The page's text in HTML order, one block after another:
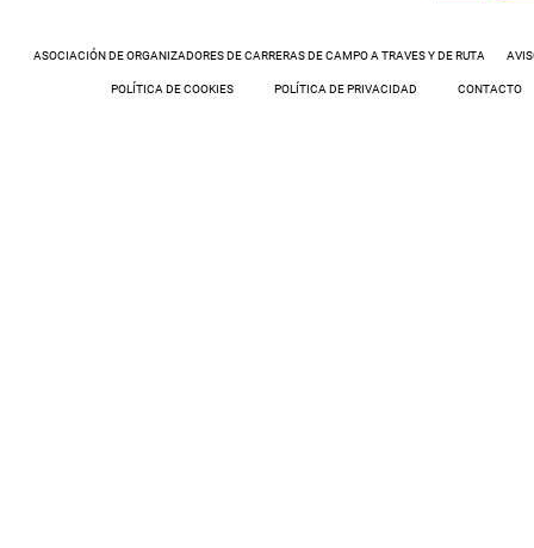
ASOCIACIÓN DE ORGANIZADORES DE CARRERAS DE CAMPO A TRAVES Y DE RUTA
POLÍTICA DE COOKIES POLÍTICA DE PRIVACIDAD CONTACTO